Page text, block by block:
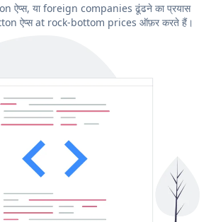
ऐप्स, या foreign companies ढूंढने का प्रयास
ऐप्स at rock-bottom prices ऑफ़र करते हैं।